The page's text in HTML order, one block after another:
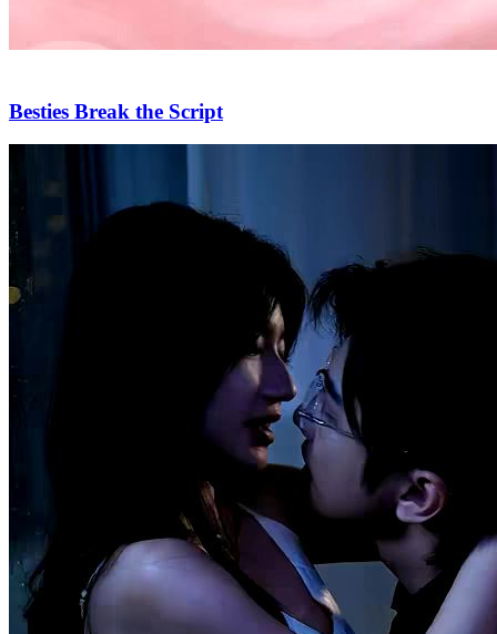
Besties Break the Script